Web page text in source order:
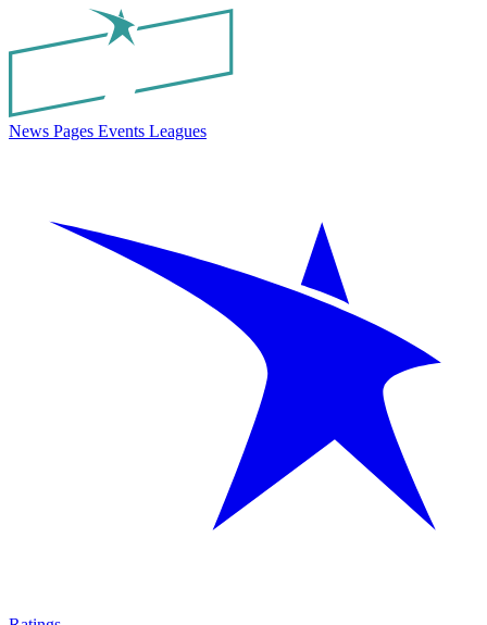
News Pages Events Leagues